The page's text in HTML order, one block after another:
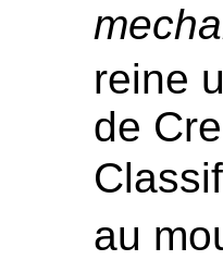
reine
de
au